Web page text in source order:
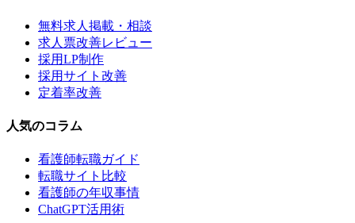
無料求人掲載・相談
求人票改善レビュー
採用LP制作
採用サイト改善
定着率改善
人気のコラム
看護師転職ガイド
転職サイト比較
看護師の年収事情
ChatGPT活用術